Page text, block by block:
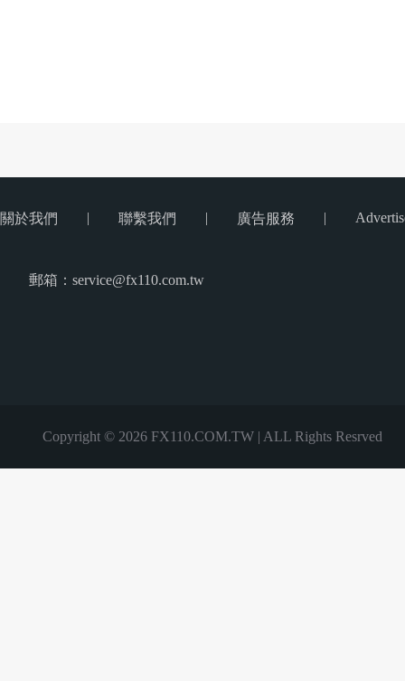
關於我們 | 聯繫我們 | 廣告服務 |
郵箱：service@fx110.com.tw
Copyright © 2026 FX110.COM.TW | ALL Rights Resrved